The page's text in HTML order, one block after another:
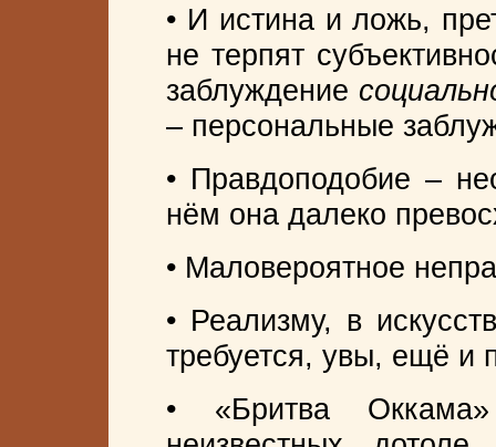
• И истина и ложь,
не терпят
заблуждение
– персональные
• Правдоподобие –
нём она далеко
• Маловероятное
• Реализму, в
требуется, увы, ещё и
• «Бритва